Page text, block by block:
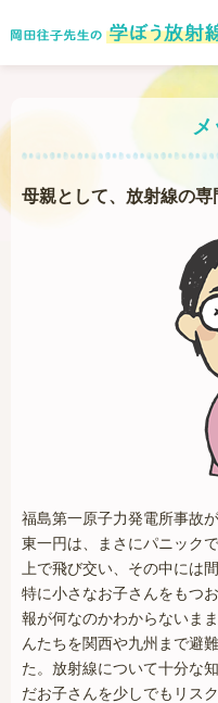
母親として、放射線の専
福島第一原子力発電所事故
東一円は、まさにパニック
上で飛び交い、その中には
特に小さなお子さんをもつ
報が何なのかわからないま
んたちを関西や九州まで避
た。放射線について十分な
だお子さんを少しでもリス